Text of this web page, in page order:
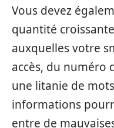
Vous devez
quantité
auxquelles votre
accès, du numéro
une litanie de
informations
entre de